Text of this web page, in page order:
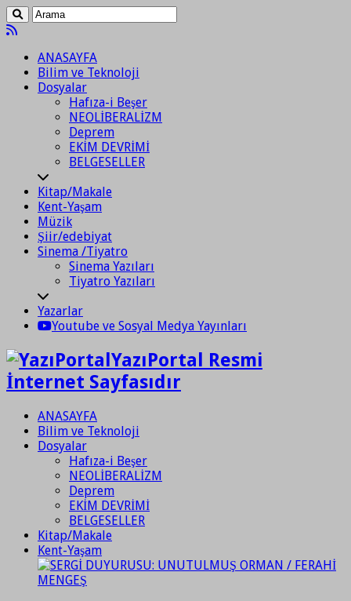
ANASAYFA
Bilim ve Teknoloji
Dosyalar
Hafıza-i Beşer
NEOLİBERALİZM
Deprem
EKİM DEVRİMİ
BELGESELLER
Kitap/Makale
Kent-Yaşam
Müzik
Şiir/edebiyat
Sinema /Tiyatro
Sinema Yazıları
Tiyatro Yazıları
Yazarlar
Youtube ve Sosyal Medya Yayınları
YazıPortal Resmi
İnternet Sayfasıdır
ANASAYFA
Bilim ve Teknoloji
Dosyalar
Hafıza-i Beşer
NEOLİBERALİZM
Deprem
EKİM DEVRİMİ
BELGESELLER
Kitap/Makale
Kent-Yaşam